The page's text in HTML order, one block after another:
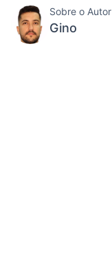
Sobre o Autor
Gino